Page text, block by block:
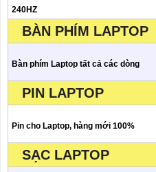
240HZ
BÀN PHÍM LAPTOP
Bàn phím Laptop tất cả các dòng
PIN LAPTOP
Pin cho Laptop, hàng mới 100%
SẠC LAPTOP